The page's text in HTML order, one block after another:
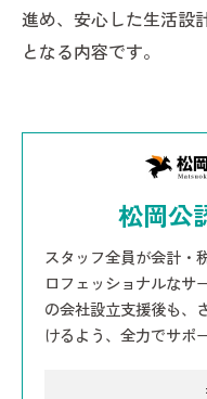
進め、安心した生活設
となる内容です。
松岡公
スタッフ全員が会計・
ロフェッショナルなサ
の会社設立支援後も、
けるよう、全力でサポ